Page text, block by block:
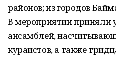
районов; из городов
В мероприятии приняли
ансамблей,
кураистов, а также